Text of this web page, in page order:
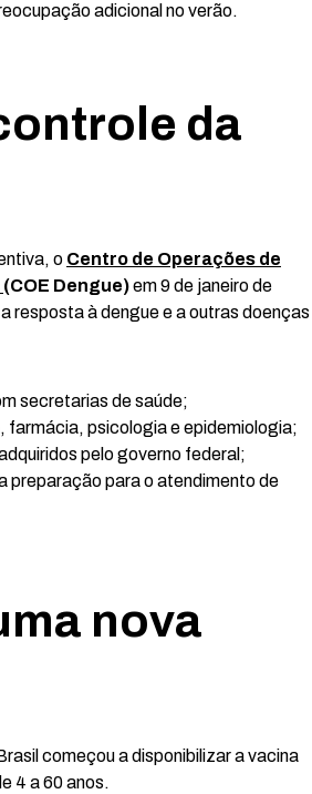
adicional no verão.
da
o Centro de Operações de
(COE Dengue)em 9 de janeiro de
resposta à dengue e a outras doenças
secretarias de saúde;
farmácia, psicologia e epidemiologia;
pelo governo federal;
preparação para o atendimento de
nova
começou a disponibilizar a vacina
4 a 60 anos.